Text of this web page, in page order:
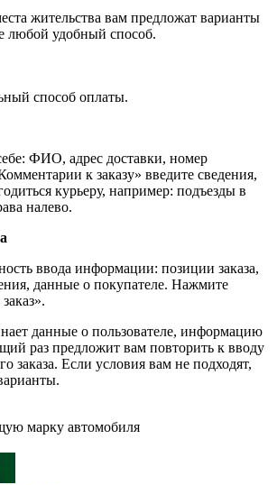
жительства вам предложат варианты
любой удобный способ.
способ оплаты.
ФИО, адрес доставки, номер
к заказу» введите сведения,
курьеру, например: подъезды в
налево.
ввода информации: позиции заказа,
данные о покупателе. Нажмите
данные о пользователе, информацию
раз предложит вам повторить к вводу
заказа. Если условия вам не подходят,
марку автомобиля